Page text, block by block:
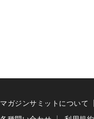
マガジンサミットについて